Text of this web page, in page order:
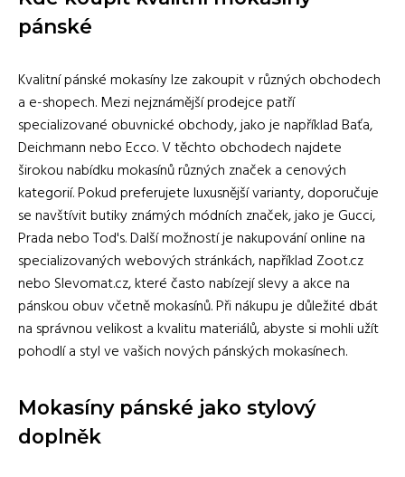
pánské
Kvalitní pánské mokasíny lze zakoupit v různých obchodech
a e-shopech. Mezi nejznámější prodejce patří
specializované obuvnické obchody, jako je například Baťa,
Deichmann nebo Ecco. V těchto obchodech najdete
širokou nabídku mokasínů různých značek a cenových
kategorií. Pokud preferujete luxusnější varianty, doporučuje
se navštívit butiky známých módních značek, jako je Gucci,
Prada nebo Tod's. Další možností je nakupování online na
specializovaných webových stránkách, například Zoot.cz
nebo Slevomat.cz, které často nabízejí slevy a akce na
pánskou obuv včetně mokasínů. Při nákupu je důležité dbát
na správnou velikost a kvalitu materiálů, abyste si mohli užít
pohodlí a styl ve vašich nových pánských mokasínech.
Mokasíny pánské jako stylový
doplněk